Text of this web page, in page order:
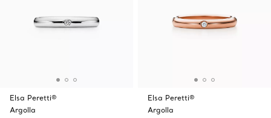
Elsa Peretti®
Argolla
Elsa Peretti®
Argolla